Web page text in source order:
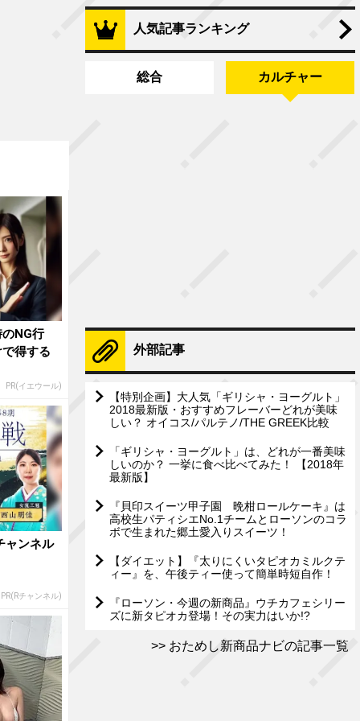
NG行
得する
PR(イエウール)
ャンネル
PR(Rチャンネル)
人気記事ランキング
総合 カルチャー
外部記事
【特別企画】大人気「ギリシャ・ヨーグルト」
2018最新版・おすすめフレーバーどれが美味
しい？ オイコス/パルテノ/THE GREEK比較
「ギリシャ・ヨーグルト」は、どれが一番美味
しいのか？ 一挙に食べ比べてみた！ 【2018年
最新版】
『貝印スイーツ甲子園 晩柑ロールケーキ』は
高校生パティシエNo.1チームとローソンのコラ
ボで生まれた郷土愛入りスイーツ！
【ダイエット】『太りにくいタピオカミルクテ
ィー』を、午後ティー使って簡単時短自作！
『ローソン・今週の新商品』ウチカフェシリー
ズに新タピオカ登場！その実力はいか!?
おためし新商品ナビの記事一覧